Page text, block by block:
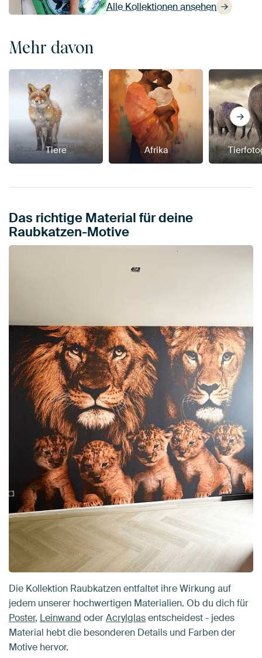
Alle Kollektionen ansehen
Mehr davon
Tiere Afrika
Das richtige Material für deine
Raubkatzen-Motive
Die Kollektion Raubkatzen entfaltet ihre Wirkung auf
jedem unserer hochwertigen Materialien. Ob du dich für
Poster, Leinwand oderAcrylglasentscheidest - jedes
Material hebt die besonderen Details und Farben der
Motive hervor.